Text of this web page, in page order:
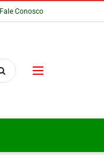
Fale Conosco